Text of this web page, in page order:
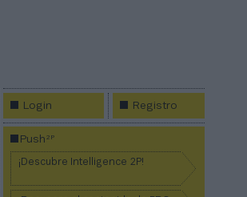
Login Registro
Push2P
¡Descubre Intelligence 2P!